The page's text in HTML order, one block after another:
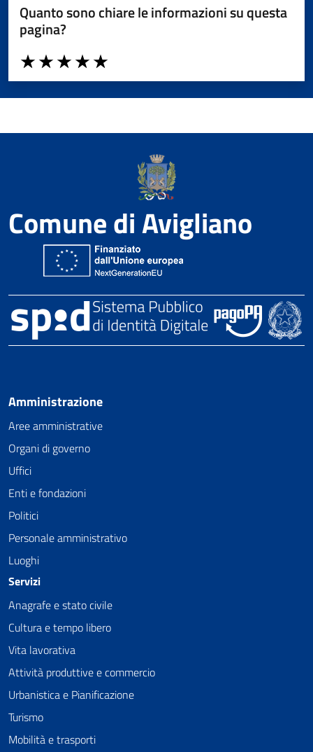
Quanto sono chiare le informazioni su questa
pagina?
Valuta da 1 a 5 stelle la pagina
Valuta 5 stelle su 5
Valuta 4 stelle su 5
Valuta 3 stelle su 5
Valuta 2 stelle su 5
Valuta 1 stelle su 5
Comune di Avigliano
Amministrazione
Aree amministrative
Organi di governo
Uffici
Enti e fondazioni
Politici
Personale amministrativo
Luoghi
Servizi
Anagrafe e stato civile
Cultura e tempo libero
Vita lavorativa
Attività produttive e commercio
Urbanistica e Pianificazione
Turismo
Mobilità e trasporti